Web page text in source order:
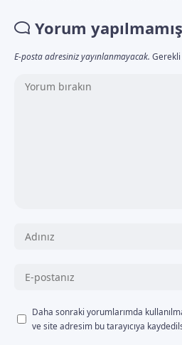
Yorum yapılmamış
E-posta adresiniz yayınlanmayacak.
Daha sonraki yorumlarımda
ve site adresim bu tarayıcıya